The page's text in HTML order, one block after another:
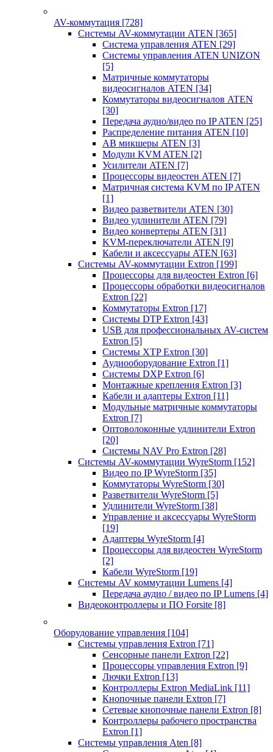
AV-коммутация [728]
Системы AV-коммутации ATEN [365]
Система управления ATEN [29]
Системы управления ATEN UNIZON
[5]
Матричные коммутаторы
видеосигналов ATEN [34]
Коммутаторы видеосигналов ATEN
[30]
Передача аудио/видео по IP ATEN [25]
Распределение питания ATEN [10]
АВ микшеры ATEN [3]
Модули KVM ATEN [2]
Усилители ATEN [7]
Процессоры видеостен ATEN [7]
Матричная система KVM по IP ATEN
[1]
Видео разветвители ATEN [30]
Видео удлинители ATEN [79]
Видео конвертеры ATEN [31]
KVM-переключатели ATEN [9]
Кабели и аксессуары ATEN [63]
Системы AV-коммутации Extron [199]
Процессоры для видеостен Extron [6]
Процессоры обработки видеосигналов
Extron [22]
Коммутаторы Extron [17]
Системы DTP Extron [43]
USB для профессиональных AV-систем
Extron [5]
Системы XTP Extron [30]
Аудиооборудование Extron [1]
Системы DXP Extron [6]
Монтажные крепления Extron [3]
Кабели и адаптеры Extron [11]
Модульные матричные коммутаторы
Extron [7]
Оптоволоконные удлинители Extron
[20]
Системы NAV Pro Extron [28]
Системы AV-коммутации WyreStorm [152]
Видео по IP WyreStorm [35]
Коммутаторы WyreStorm [30]
Разветвители WyreStorm [5]
Удлинители WyreStorm [38]
Управление и аксессуары WyreStorm
[19]
Адаптеры WyreStorm [4]
Процессоры для видеостен WyreStorm
[2]
Кабели WyreStorm [19]
Системы AV коммутации Lumens [4]
Передача аудио / видео по IP Lumens [4]
Видеоконтроллеры и ПО Forsite [8]
Оборудование управления [104]
Системы управления Extron [71]
Сенсорные панели Extron [22]
Процессоры управления Extron [9]
Лючки Extron [13]
Контроллеры Extron MediaLink [11]
Кнопочные панели Extron [7]
Сетевые кнопочные панели Extron [8]
Контроллеры рабочего пространства
Extron [1]
Системы управления Aten [8]